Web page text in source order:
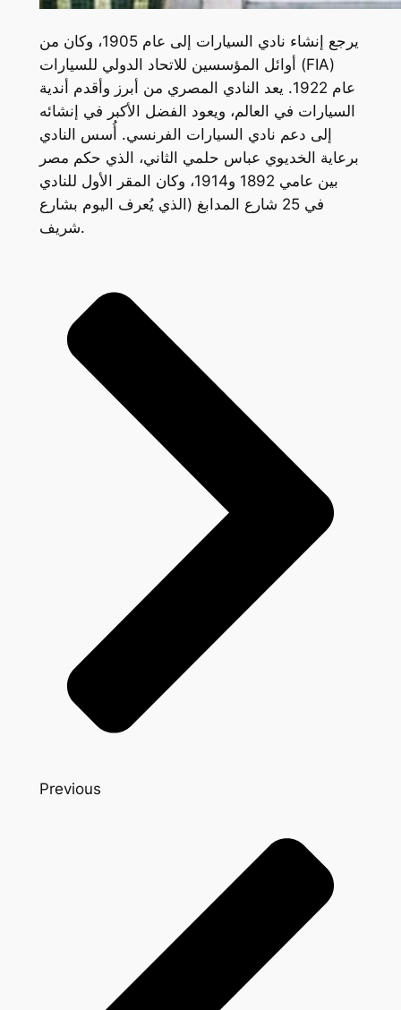
يرجع إنشاء نادي السيارات إلى عام 1905، وكان من
أوائل المؤسسين للاتحاد الدولي للسيارات (FIA)
عام 1922. يعد النادي المصري من أبرز وأقدم أندية
السيارات في العالم، ويعود الفضل الأكبر في إنشائه
إلى دعم نادي السيارات الفرنسي. أُسس النادي
برعاية الخديوي عباس حلمي الثاني، الذي حكم مصر
بين عامي 1892 و1914، وكان المقر الأول للنادي
في 25 شارع المدابغ (الذي يُعرف اليوم بشارع
شريف.
Previous